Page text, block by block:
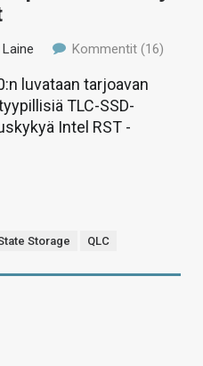
Kommentit (16)
luvataan tarjoavan
TLC-SSD-
Intel RST -
Storage
QLC